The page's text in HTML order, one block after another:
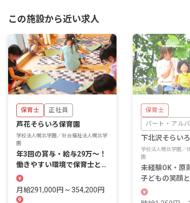
この施設から近い求人
保育士 正社員
芦花そらいろ保育園
学校法人幌北学園／社会福祉法人幌北学
園
年3回の賞与・給与29万～！
働きやすい環境で保育士とし
て成長しましょう
月給291,000円 ~ 354,200円
保育士
パート・アルバ
下北沢そらいろ
学校法人幌北学園／
園
未経験OK・原
子どもの笑顔
きる保育の仕事